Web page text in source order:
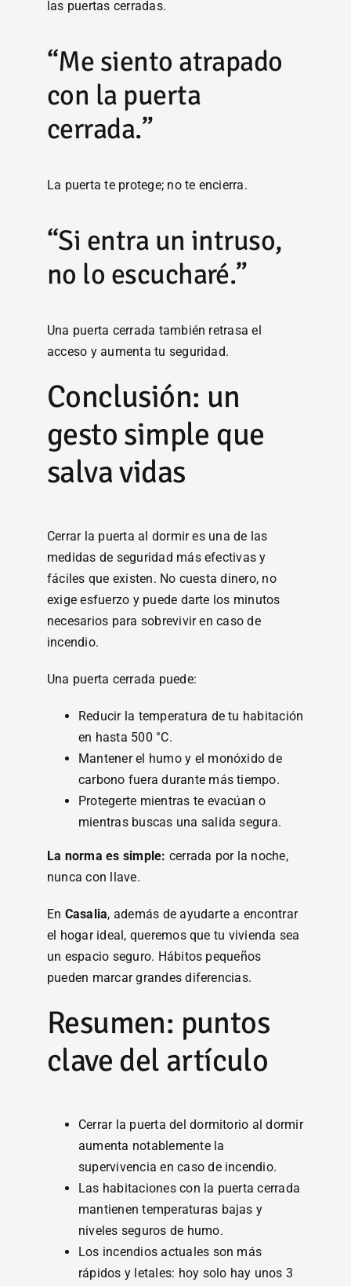
las puertas cerradas.
“Me siento atrapado
con la puerta
cerrada.”
La puerta te protege; no te encierra.
“Si entra un intruso,
no lo escucharé.”
Una puerta cerrada también retrasa el
acceso y aumenta tu seguridad.
Conclusión: un
gesto simple que
salva vidas
Cerrar la puerta al dormir es una de las
medidas de seguridad más efectivas y
fáciles que existen. No cuesta dinero, no
exige esfuerzo y puede darte los minutos
necesarios para sobrevivir en caso de
incendio.
Una puerta cerrada puede:
Reducir la temperatura de tu habitación
en hasta 500 °C.
Mantener el humo y el monóxido de
carbono fuera durante más tiempo.
Protegerte mientras te evacúan o
mientras buscas una salida segura.
La norma es simple: cerrada por la noche,
nunca con llave.
En Casalia, además de ayudarte a encontrar
el hogar ideal, queremos que tu vivienda sea
un espacio seguro. Hábitos pequeños
pueden marcar grandes diferencias.
Resumen: puntos
clave del artículo
Cerrar la puerta del dormitorio al dormir
aumenta notablemente la
supervivencia en caso de incendio.
Las habitaciones con la puerta cerrada
mantienen temperaturas bajas y
niveles seguros de humo.
Los incendios actuales son más
rápidos y letales: hoy solo hay unos 3